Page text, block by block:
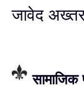
जावेद
सामाजिक